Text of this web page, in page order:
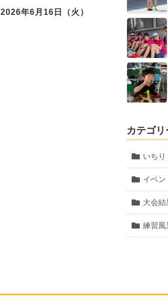
2026年6月16日（火）
カテゴリ
いち
イベ
大会結
練習風